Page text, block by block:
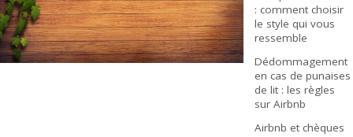
: comment choisir
le style qui vous
ressemble
Dédommagement
en cas de punaises
de lit : les règles
sur Airbnb
Airbnb et chèques